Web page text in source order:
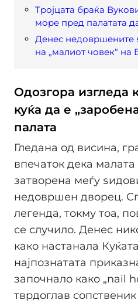
Тројцата браќа
море пред палатата
Денес недовршените
на „малиот човек“ на
Одозгора изгледа
куќа да е
палата
Гледана од висина,
впечаток дека малата
затворена меѓу
недовршен дворец.
легенда, токму тоа,
се случило. Денес
како настанала
најпознатата
започнало како „nail
тврдоглав